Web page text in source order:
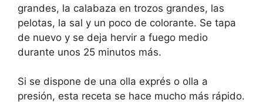
grandes, la calabaza en trozos grandes, las
pelotas, la sal y un poco de colorante. Se tapa
de nuevo y se deja hervir a fuego medio
durante unos 25 minutos más.
Si se dispone de una olla exprés o olla a
presión, esta receta se hace mucho más rápido.